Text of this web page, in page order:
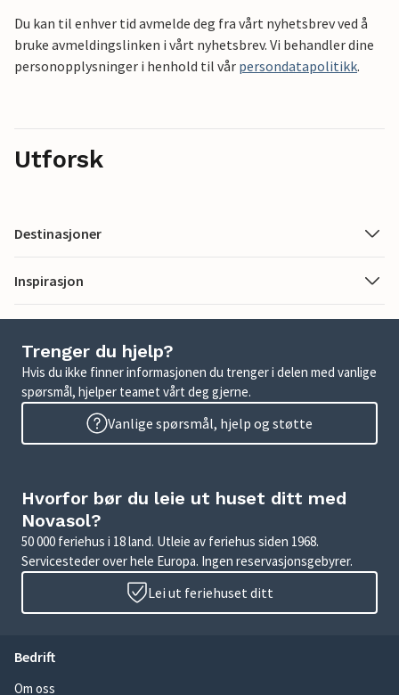
Du kan til enhver tid avmelde deg fra vårt nyhetsbrev ved å
bruke avmeldingslinken i vårt nyhetsbrev. Vi behandler dine
personopplysninger i henhold til vår persondatapolitikk.
Utforsk
Destinasjoner
Inspirasjon
Trenger du hjelp?
Hvis du ikke finner informasjonen du trenger i delen med vanlige
spørsmål, hjelper teamet vårt deg gjerne.
Vanlige spørsmål, hjelp og støtte
Hvorfor bør du leie ut huset ditt med
Novasol?
50 000 feriehus i 18 land. Utleie av feriehus siden 1968.
Servicesteder over hele Europa. Ingen reservasjonsgebyrer.
Lei ut feriehuset ditt
Bedrift
Om oss